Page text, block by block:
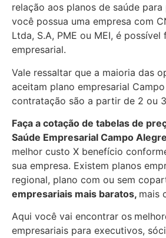
relação aos planos de saúde
você possua uma empresa com
Ltda, S.A, PME ou MEI, é possível
empresarial.
Vale ressaltar que a maioria das
aceitam plano empresarial
contratação são a partir de 2 ou
Faça a cotação de tabelas de
Saúde Empresarial Campo
melhor custo X benefício
sua empresa. Existem planos
regional, plano com ou sem
empresariais mais baratos, mais
Aqui você vai encontrar os
empresariais para executivos,